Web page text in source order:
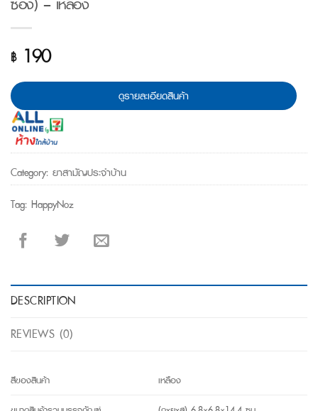
฿190
ดูรายละเอียดสินค้า
Category: ยาสามัญประจำบ้าน
Tag: HappyNoz
DESCRIPTION
REVIEWS (0)
สีของสินค้า
เหลือง